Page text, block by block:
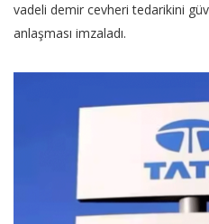
vadeli demir cevheri tedarikini
anlaşması imzaladı.